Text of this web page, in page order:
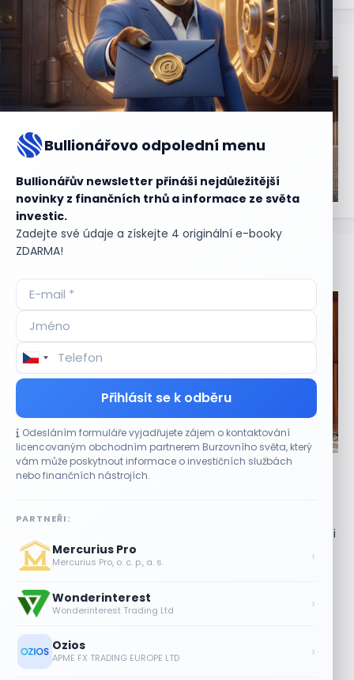
Bullionářovo odpolední menu
Bullionářův newsletter přináší nejdůležitější
novinky z finančních trhů a informace ze světa
investic.
Zadejte své údaje a získejte 4 originální e-booky
ZDARMA!
Přihlásit se k odběru
Odesláním formuláře vyjadřujete zájem o kontaktování
licencovaným obchodním partnerem Burzovního světa, který
vám může poskytnout informace o investičních službách
nebo finančních nástrojích.
PARTNEŘI:
Mercurius Pro
Mercurius Pro, o. c. p., a. s. ›
Wonderinterest
Wonderinterest Trading Ltd ›
Ozios
APME FX TRADING EUROPE LTD ›
Aktuální
CO HÝBE TRHEM
Tesla míří na obrovský trh samořiditelných aut.
Akcie reagují růstem
Akcie před otevřením trhu mírně posílily Akcie společnosti
Tesla (TSLA) ve čtvrtek před zahájením obchodování ve
Spojených státech mírně rostly....
Akcie Sandisk po výsledcích klesají.
Analytici hodnotí další výhled